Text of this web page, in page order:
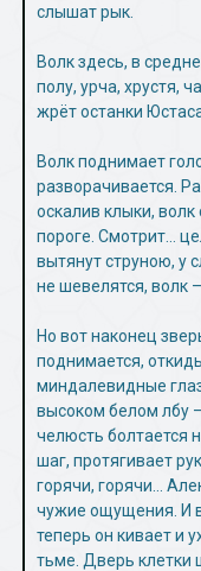
слышат рык.
Волк здесь, в
полу, урча, хрустя,
жрёт останки
Волк поднимает
разворачивается.
оскалив клыки,
пороге. Смотрит…
вытянут струною, у
не шевелятся, волк
Но вот наконец
поднимается,
миндалевидные
высоком белом лбу
челюсть болтается
шаг, протягивает
горячи, горячи…
чужие ощущения. И
теперь он кивает и
тьме. Дверь клетки